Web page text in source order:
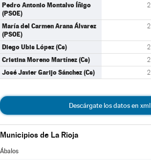
Pedro Antonio Montalvo Íñigo
(PSOE)
2
María del Carmen Arana Álvarez
(PSOE)
2
Diego Ubis López (Cs) 2
Cristina Moreno Martínez (Cs) 2
José Javier Garijo Sánchez (Cs) 2
Descárgate los datos en xml
Municipios de La Rioja
Ábalos